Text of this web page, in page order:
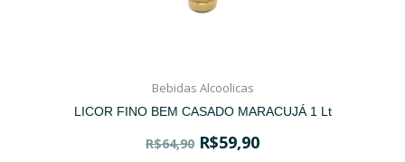
Bebidas Alcoolicas
LICOR FINO BEM CASADO MARACUJÁ 1 Lt
R$64,90 R$59,90